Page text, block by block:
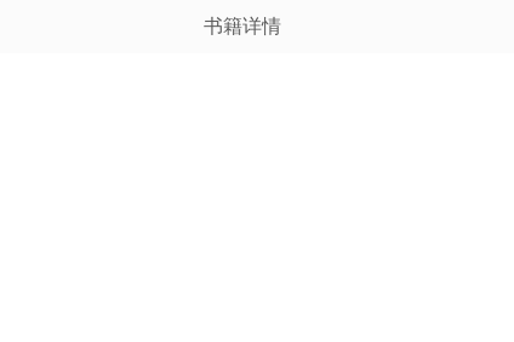
书籍详情